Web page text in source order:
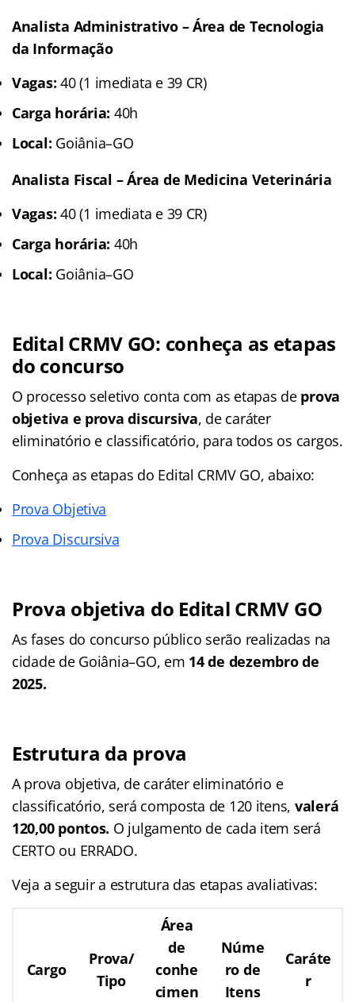
Analista Administrativo – Área de Tecnologia
da Informação
Vagas: 40 (1 imediata e 39 CR)
Carga horária: 40h
Local: Goiânia–GO
Analista Fiscal – Área de Medicina Veterinária
Vagas: 40 (1 imediata e 39 CR)
Carga horária: 40h
Local: Goiânia–GO
Edital CRMV GO: conheça as etapas
do concurso
O processo seletivo conta com as etapas de prova
objetiva e prova discursiva, de caráter
eliminatório e classificatório, para todos os cargos.
Conheça as etapas do Edital CRMV GO, abaixo:
Prova Objetiva
Prova Discursiva
Prova objetiva do Edital CRMV GO
As fases do concurso público serão realizadas na
cidade de Goiânia–GO, em 14 de dezembro de
2025.
Estrutura da prova
A prova objetiva, de caráter eliminatório e
classificatório, será composta de 120 itens, valerá
120,00 pontos. O julgamento de cada item será
CERTO ou ERRADO.
Veja a seguir a estrutura das etapas avaliativas:
Cargo
Prova/
Tipo
Área
de
conhe
cimen
Núme
ro de
Itens
Caráte
r